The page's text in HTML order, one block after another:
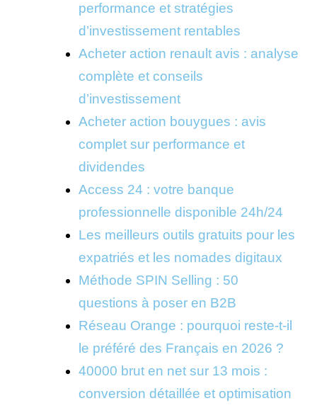
performance et stratégies
d’investissement rentables
Acheter action renault avis : analyse
complète et conseils
d’investissement
Acheter action bouygues : avis
complet sur performance et
dividendes
Access 24 : votre banque
professionnelle disponible 24h/24
Les meilleurs outils gratuits pour les
expatriés et les nomades digitaux
Méthode SPIN Selling : 50
questions à poser en B2B
Réseau Orange : pourquoi reste-t-il
le préféré des Français en 2026 ?
40000 brut en net sur 13 mois :
conversion détaillée et optimisation